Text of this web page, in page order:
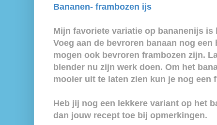
Bananen- frambozen ijs
Mijn favoriete variatie op bananenijs is
Voeg aan de bevroren banaan nog
mogen ook bevroren frambozen zijn.
blender nu zijn werk doen. Om het
mooier uit te laten zien kun je nog een
Heb jij nog een lekkere variant op het
dan jouw recept toe bij opmerkingen.